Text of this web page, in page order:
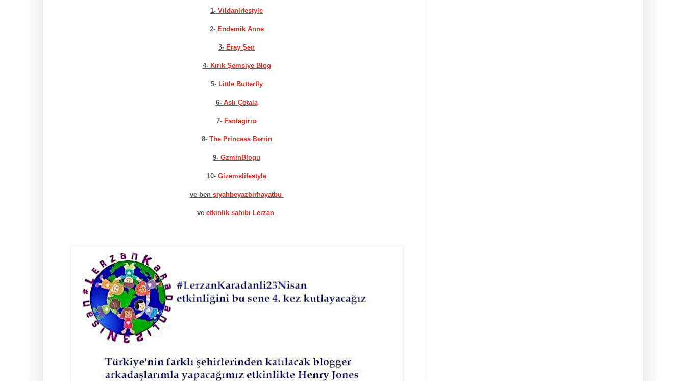
1- Vildanlifestyle
2- Endemik Anne
3- Eray Şen
4- Kırık Şemsiye Blog
5- Little Butterfly
6- Aslı Çotala
7- Fantagirro
8- The Princess Berrin
9- GzminBlogu
10- Gizemslifestyle
ve ben siyahbeyazbirhayatbu
ve etkinlik sahibi Lerzan